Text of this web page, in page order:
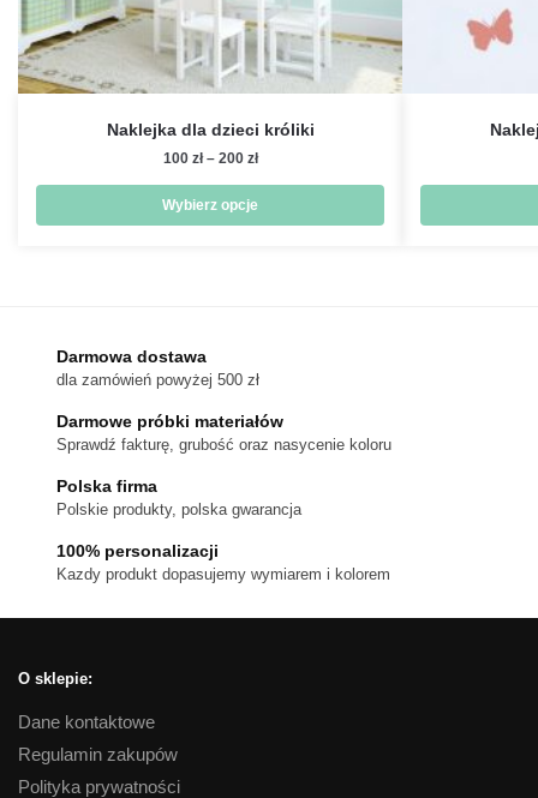
Naklejka dla dzieci króliki
100 zł – 200 złZakres
od
100 zł
Wybierz opcje
Opcje
można
wybrać
stronie
Darmowa dostawa
dla zamówień powyżej 500 zł
Darmowe próbki materiałów
Sprawdź fakturę, grubość oraz nasycenie koloru
Polska firma
Polskie produkty, polska gwarancja
100% personalizacji
Kazdy produkt dopasujemy wymiarem i kolorem
O sklepie:
Dane kontaktowe
Regulamin zakupów
Polityka prywatności